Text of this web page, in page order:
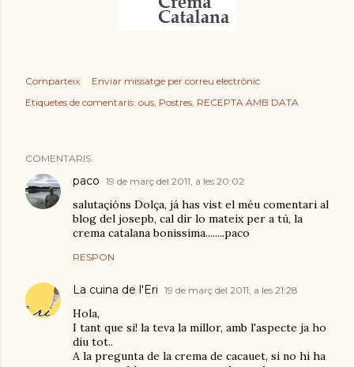
Comparteix
Enviar missatge per correu electrònic
Etiquetes de comentaris: ous Postres RECEPTA AMB DATA
COMENTARIS
paco 19 de març del 2011, a les 20:02
salutaçións Dolça, já has vist el méu comentari al
blog del josepb, cal dir lo mateix per a tú, la
crema catalana bonissima........paco
RESPON
La cuina de l'Eri 19 de març del 2011, a les 21:28
Hola,
I tant que si! la teva la millor, amb l'aspecte ja ho
diu tot..
A la pregunta de la crema de cacauet, si no hi ha